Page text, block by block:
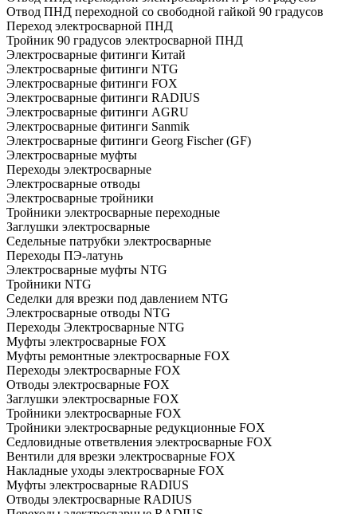
Отвод ПНД переходной со свободной гайкой 90 градусов
Переход электросварной ПНД
Тройник 90 градусов электросварной ПНД
Электросварные фитинги Китай
Электросварные фитинги NTG
Электросварные фитинги FOX
Электросварные фитинги RADIUS
Электросварные фитинги AGRU
Электросварные фитинги Sanmik
Электросварные фитинги Georg Fischer (GF)
Электросварные муфты
Переходы электросварные
Электросварные отводы
Электросварные тройники
Тройники электросварные переходные
Заглушки электросварные
Седельные патрубки электросварные
Переходы ПЭ-латунь
Электросварные муфты NTG
Тройники NTG
Седелки для врезки под давлением NTG
Электросварные отводы NTG
Переходы Электросварные NTG
Муфты электросварные FOX
Муфты ремонтные электросварные FOX
Переходы электросварные FOX
Отводы электросварные FOX
Заглушки электросварные FOX
Тройники электросварные FOX
Тройники электросварные редукционные FOX
Седловидные ответвления электросварные FOX
Вентили для врезки электросварные FOX
Накладные уходы электросварные FOX
Муфты электросварные RADIUS
Отводы электросварные RADIUS